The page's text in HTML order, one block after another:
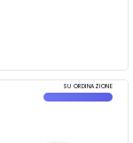
SU ORDINAZIONE